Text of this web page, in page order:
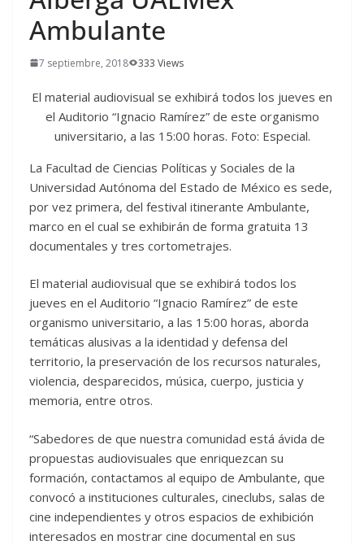
Ambulante
7 septiembre, 2018 333 Views
El material audiovisual se exhibirá todos los jueves en
el Auditorio “Ignacio Ramírez” de este organismo
universitario, a las 15:00 horas. Foto: Especial.
La Facultad de Ciencias Políticas y Sociales de la
Universidad Autónoma del Estado de México es sede,
por vez primera, del festival itinerante Ambulante,
marco en el cual se exhibirán de forma gratuita 13
documentales y tres cortometrajes.
El material audiovisual que se exhibirá todos los
jueves en el Auditorio “Ignacio Ramírez” de este
organismo universitario, a las 15:00 horas, aborda
temáticas alusivas a la identidad y defensa del
territorio, la preservación de los recursos naturales,
violencia, desparecidos, música, cuerpo, justicia y
memoria, entre otros.
“Sabedores de que nuestra comunidad está ávida de
propuestas audiovisuales que enriquezcan su
formación, contactamos al equipo de Ambulante, que
convocó a instituciones culturales, cineclubs, salas de
cine independientes y otros espacios de exhibición
interesados en mostrar cine documental en sus